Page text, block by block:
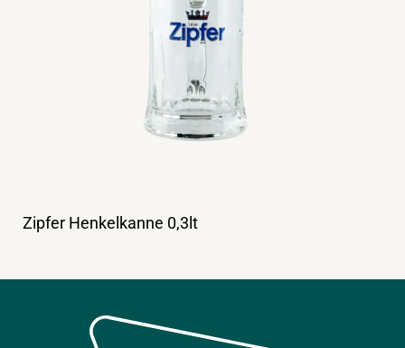
Zipfer Henkelkanne 0,3lt